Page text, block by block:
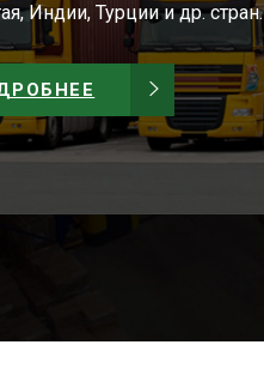
Индии, Турции и др. стран.